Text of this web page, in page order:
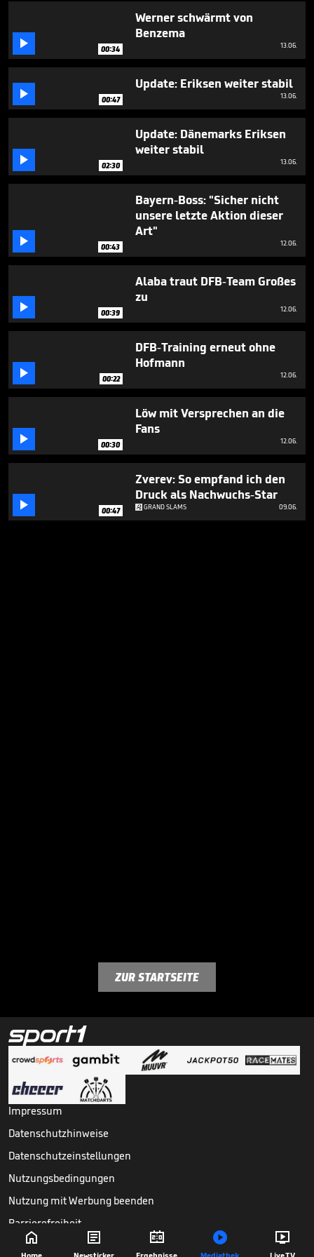
seconds
 00:34
Werner schwärmt von
Benzema
13.06.
 00:47
Update: Eriksen weiter stabil
13.06.
 02:30
Update: Dänemarks Eriksen
weiter stabil
13.06.
 00:43
Bayern-Boss: "Sicher nicht
unsere letzte Aktion dieser
Art"
12.06.
 00:39
Alaba traut DFB-Team Großes
zu
12.06.
 00:22
DFB-Training erneut ohne
Hofmann
12.06.
 00:30
Löw mit Versprechen an die
Fans
12.06.
 00:47
Zverev: So empfand ich den
Druck als Nachwuchs-Star
GRAND SLAMS 09.06.
    
ZUR STARTSEITE
Impressum
Datenschutzhinweise
Datenschutzeinstellungen
Nutzungsbedingungen
Nutzung mit Werbung beenden
Barrierefreiheit
Copyright © Sport1 GmbH. Alle Rechte vorbehalten.